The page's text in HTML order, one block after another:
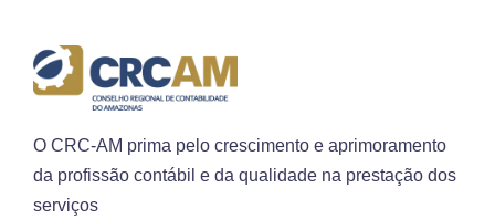
O CRC-AM prima pelo crescimento e aprimoramento
da profissão contábil e da qualidade na prestação dos
serviços